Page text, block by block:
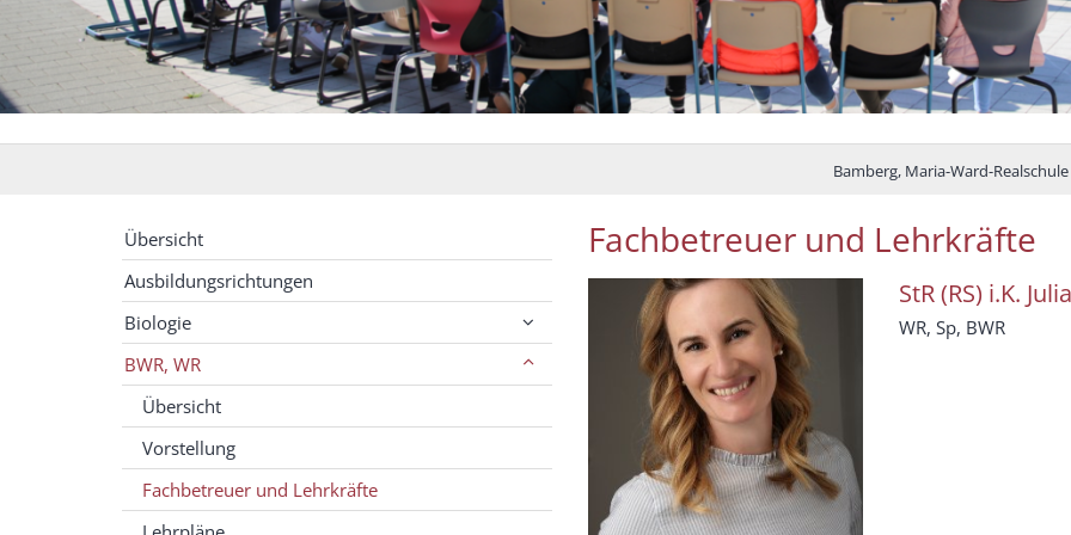
Bamberg, Maria-Ward-Realschule
Fachbetreuer und Lehrkräfte
StR (RS) i.K. Julia
WR, Sp, BWR
Übersicht
Ausbildungsrichtungen
Biologie
BWR, WR
Übersicht
Vorstellung
Fachbetreuer und Lehrkräfte